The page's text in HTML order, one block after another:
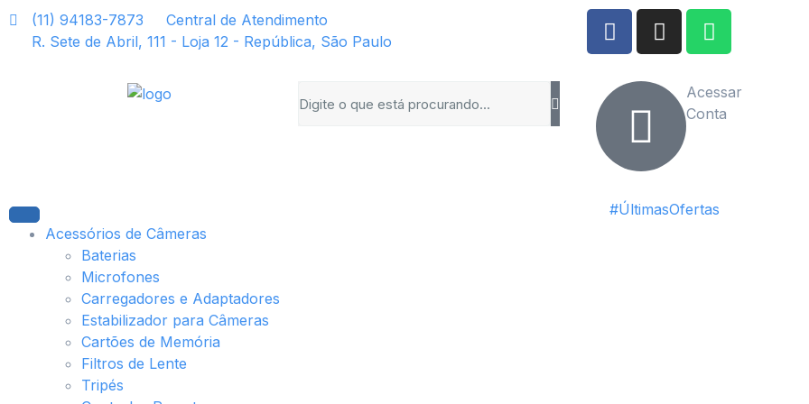
(11) 94183-7873
Central de Atendimento
R. Sete de Abril, 111 - Loja 12 - República, São Paulo
Acessar
Conta
Acessórios de Câmeras
Baterias
Microfones
Carregadores e Adaptadores
Estabilizador para Câmeras
Cartões de Memória
Filtros de Lente
Tripés
#ÚltimasOfertas